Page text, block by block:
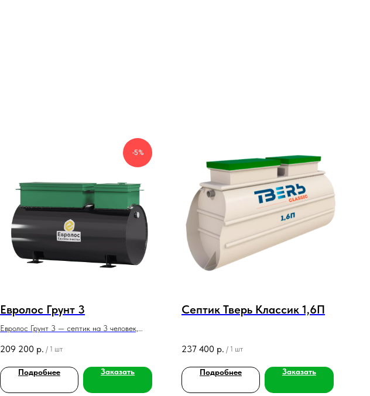
-5%
Евролос Грунт 3
Евролос Грунт 3 — септик на 3 человек,
высокого УГВ, стабильная биологическая
очистка.
209 200 р. / 1 шт
Подробнее Заказать
Септик Тверь Классик 1,6П
237 400 р. / 1 шт
Подробнее Заказать